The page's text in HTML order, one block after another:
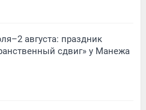
августа: праздник
сдвиг» у Манежа